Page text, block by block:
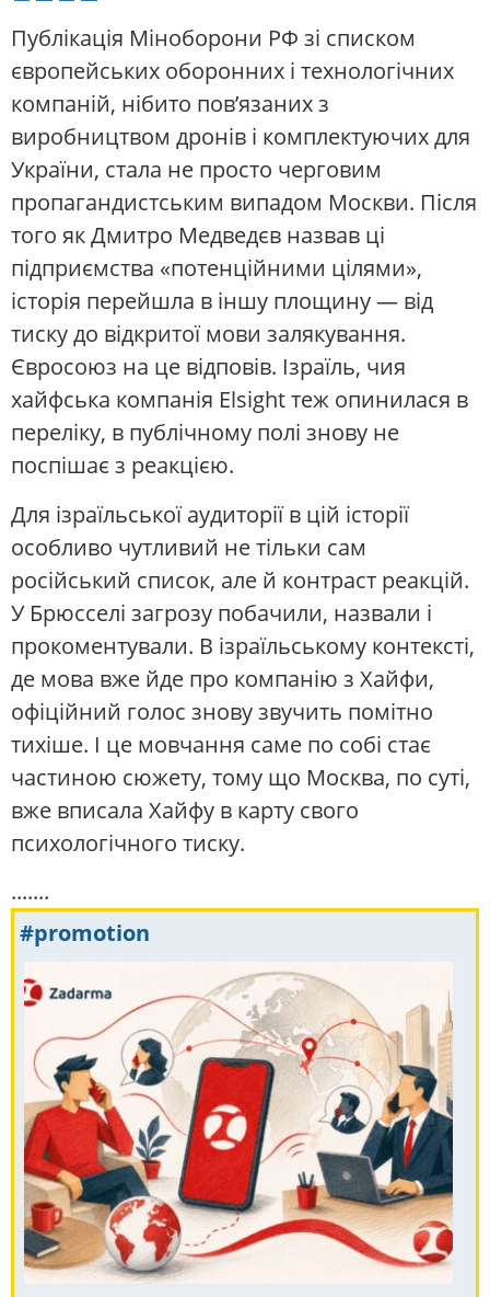
Публікація Міноборони РФ зі списком
європейських оборонних і технологічних
компаній, нібито пов’язаних з
виробництвом дронів і комплектуючих для
України, стала не просто черговим
пропагандистським випадом Москви. Після
того як Дмитро Медведєв назвав ці
підприємства «потенційними цілями»,
історія перейшла в іншу площину — від
тиску до відкритої мови залякування.
Євросоюз на це відповів. Ізраїль, чия
хайфська компанія Elsight теж опинилася в
переліку, в публічному полі знову не
поспішає з реакцією.
Для ізраїльської аудиторії в цій історії
особливо чутливий не тільки сам
російський список, але й контраст реакцій.
У Брюсселі загрозу побачили, назвали і
прокоментували. В ізраїльському контексті,
де мова вже йде про компанію з Хайфи,
офіційний голос знову звучить помітно
тихіше. І це мовчання саме по собі стає
частиною сюжету, тому що Москва, по суті,
вже вписала Хайфу в карту свого
психологічного тиску.
.......
#promotion